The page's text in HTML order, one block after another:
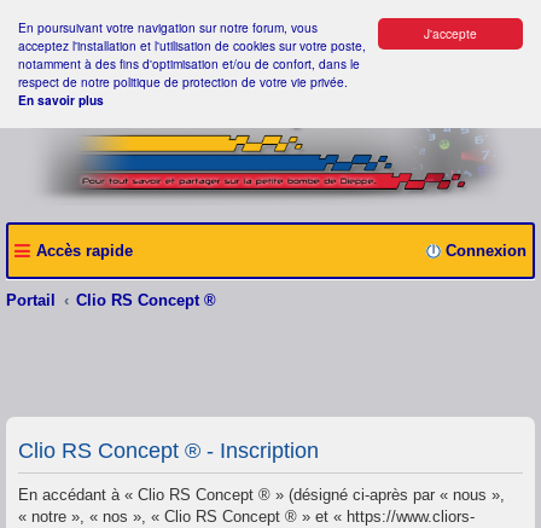
J'accepte
En poursuivant votre navigation sur notre forum, vous
acceptez l'installation et l'utilisation de cookies sur votre poste,
notamment à des fins d'optimisation et/ou de confort, dans le
respect de notre politique de protection de votre vie privée.
En savoir plus
Accès rapide Connexion
Portail Clio RS Concept ®
Clio RS Concept ® - Inscription
En accédant à « Clio RS Concept ® » (désigné ci-après par « nous »,
« notre », « nos », « Clio RS Concept ® » et « https://www.cliors-